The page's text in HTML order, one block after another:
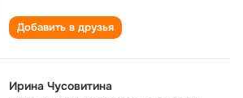
Добавить в друзья
Ирина Чусовитина